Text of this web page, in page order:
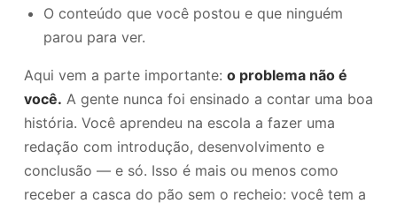
O conteúdo que você postou e que ninguém
parou para ver.
Aqui vem a parte importante: o problema não é
você. A gente nunca foi ensinado a contar uma boa
história. Você aprendeu na escola a fazer uma
redação com introdução, desenvolvimento e
conclusão — e só. Isso é mais ou menos como
receber a casca do pão sem o recheio: você tem a